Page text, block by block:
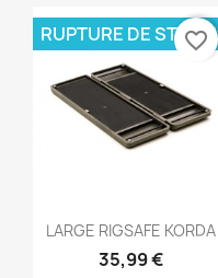
Aperçu rapide
LARGE RIGSAFE KORDA
35,99 €
RUPTURE DE STOCK
favorite_border